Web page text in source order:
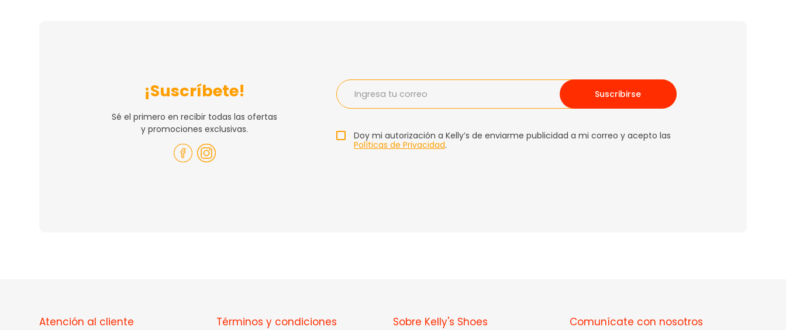
¡Suscríbete!
Sé el primero en recibir todas las ofertas
y promociones exclusivas.
Suscribirse
Doy mi autorización a Kelly’s de enviarme publicidad a mi correo y acepto las
Políticas de Privacidad.
Atención al cliente Términos y condiciones Sobre Kelly's Shoes Comunícate con nosotros